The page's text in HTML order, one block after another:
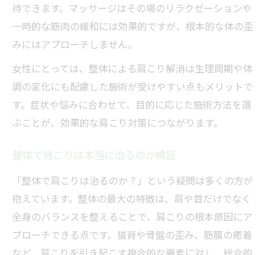
待できます。マッサージはその場のリラクゼーションや
一時的な筋肉の緩和には効果的ですが、根本的な体の歪
みにはアプローチしません。
女性にとっては、整体による肩こり解消は生理周期や体
調の変化にも配慮した施術が受けやすい点もメリットで
す。症状や悩みに合わせて、目的に応じた施術方法を選
ぶことが、効果的な肩こり対策につながります。
整体で肩こりは本当に治るのか検証
「整体で肩こりは治るのか？」という疑問は多くの方が
抱えています。整体の最大の特徴は、肩や首だけでなく
全身のバランスを整えることで、肩こりの根本原因にア
プローチできる点です。猫背や骨盤の歪み、筋膜の癒着